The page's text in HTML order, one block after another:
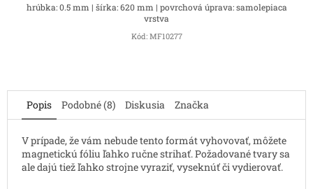
hrúbka: 0.5 mm | šírka: 620 mm | povrchová úprava: samolepiaca
vrstva
Kód: MF10277
Popis Podobné (8) Diskusia Značka
V prípade, že vám nebude tento formát vyhovovať, môžete
magnetickú fóliu ľahko ručne strihať. Požadované tvary sa
ale dajú tiež ľahko strojne vyraziť, vyseknúť či vydierovať.